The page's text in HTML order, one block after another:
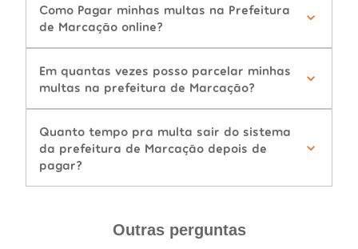
Como Pagar minhas multas na Prefeitura
de Marcação online?
Em quantas vezes posso parcelar minhas
multas na prefeitura de Marcação?
Quanto tempo pra multa sair do sistema
da prefeitura de Marcação depois de
pagar?
Outras perguntas